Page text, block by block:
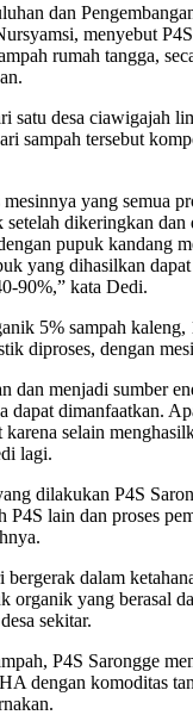
dan
menyebut P4S
rumah tangga,
satu desa ciawigajah
sampah tersebut
yang semua
setelah dikeringkan dan
pupuk kandang
yang dihasilkan
90%,” kata Dedi.
5% sampah
diproses, dengan
dan menjadi sumber
dapat dimanfaatkan.
selain
lagi.
dilakukan P4S
lain dan proses
bergerak dalam
organik yang berasal
sekitar.
P4S Sarongge
dengan komoditas